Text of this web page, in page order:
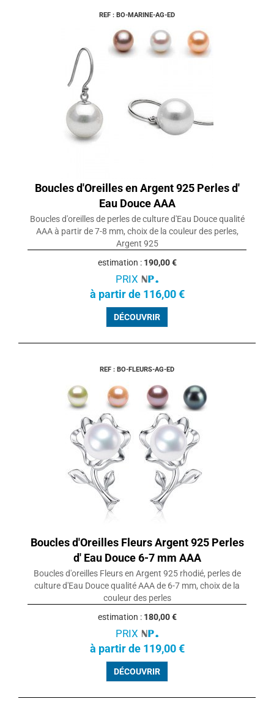
REF : BO-MARINE-AG-ED
Boucles d'Oreilles en Argent 925 Perles d'
Eau Douce AAA
Boucles d'oreilles de perles de culture d'Eau Douce qualité
AAA à partir de 7-8 mm, choix de la couleur des perles,
Argent 925
estimation : 190,00 €
PRIX
à partir de 116,00 €
DÉCOUVRIR
REF : BO-FLEURS-AG-ED
Boucles d'Oreilles Fleurs Argent 925 Perles
d' Eau Douce 6-7 mm AAA
Boucles d'oreilles Fleurs en Argent 925 rhodié, perles de
culture d'Eau Douce qualité AAA de 6-7 mm, choix de la
couleur des perles
estimation : 180,00 €
PRIX
à partir de 119,00 €
DÉCOUVRIR